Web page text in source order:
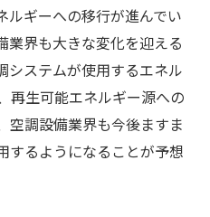
ルギーへの移行が進んでい
業界も大きな変化を迎える
システムが使用するエネル
再生可能エネルギー源への
空調設備業界も今後ますま
するようになることが予想